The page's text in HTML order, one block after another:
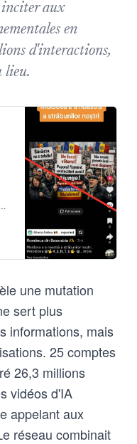
inciter aux
en
d'interactions,
lieu.
une mutation
sert plus
informations, mais
25 comptes
26,3 millions
vidéos d'IA
appelant aux
réseau combinait